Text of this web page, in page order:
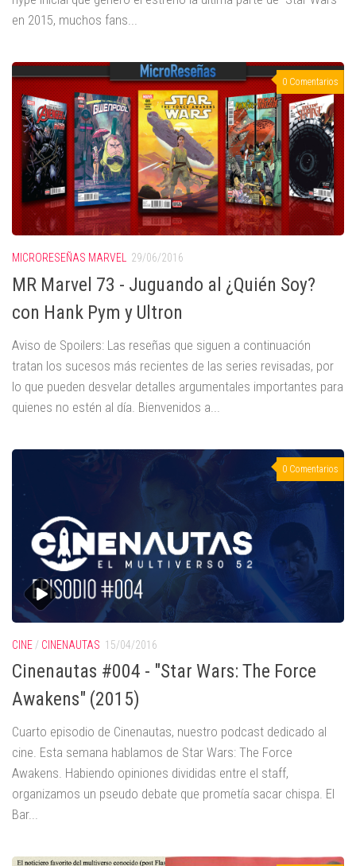
en 2015, muchos fans...
0 Comentarios
MICRORESEÑAS MARVEL 29/06/2016
MR Marvel 73 - Juguando al ¿Quién Soy?
con Hank Pym y Ultron
Aviso de Spoilers: Las reseñas que siguen a continuación
tratan los sucesos más recientes de las series revisadas, por
lo que pueden desvelar detalles argumentales importantes para
quienes no estén al día. Bienvenidos a...
0 Comentarios
CINE/ CINENAUTAS 15/04/2016
Cinenautas #004 - "Star Wars: The Force
Awakens" (2015)
Cuarto episodio de Cinenautas, nuestro podcast dedicado al
cine. Esta semana hablamos de Star Wars: The Force
Awakens. Habiendo opiniones divididas entre el staff,
organizamos un pseudo debate que prometía sacar chispa. El
Bar...